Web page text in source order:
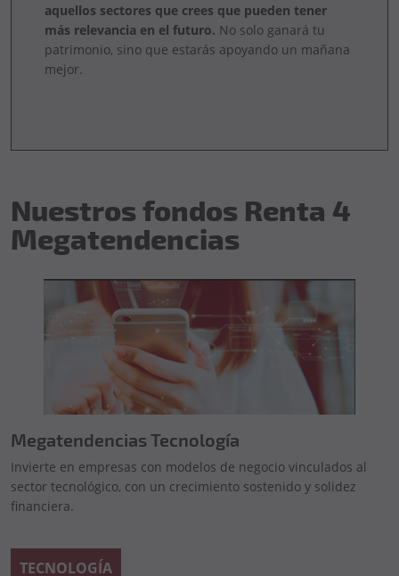
aquellos sectores que crees que pueden tener
más relevancia en el futuro. No solo ganará tu
patrimonio, sino que estarás apoyando un mañana
mejor.
Nuestros fondos Renta 4
Megatendencias
Megatendencias Tecnología
Invierte en empresas con modelos de negocio vinculados al
sector tecnológico, con un crecimiento sostenido y solidez
financiera.
TECNOLOGÍA